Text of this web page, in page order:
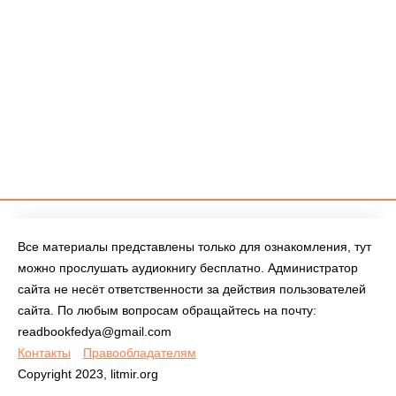
Все материалы представлены только для ознакомления, тут
можно прослушать аудиокнигу бесплатно. Администратор
сайта не несёт ответственности за действия пользователей
сайта. По любым вопросам обращайтесь на почту:
readbookfedya@gmail.com
Контакты
Правообладателям
Copyright 2023, litmir.org